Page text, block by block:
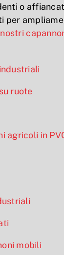
o
per
ruote
agricoli in
mobili